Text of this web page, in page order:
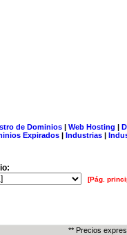
de Dominios| Web Hosting |
Expirados | Industrias |
[Pág.
** Precios